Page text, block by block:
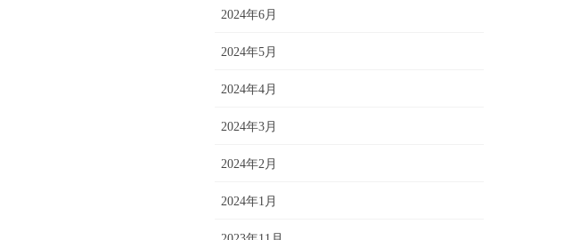
2024年6月
2024年5月
2024年4月
2024年3月
2024年2月
2024年1月